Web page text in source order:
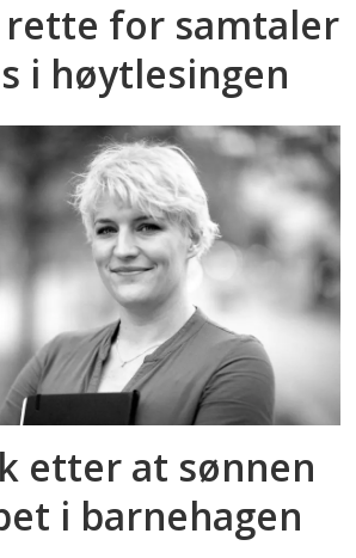
rette for samtaler
i høytlesingen
etter at sønnen
i barnehagen